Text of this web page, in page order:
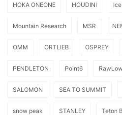
HOKA ONEONE HOUDINI
Mountain Research MSR
OMM ORTLIEB OSPREY
PENDLETON Point6
SALOMON SEA TO SUMMIT
snow peak STANLEY Teton